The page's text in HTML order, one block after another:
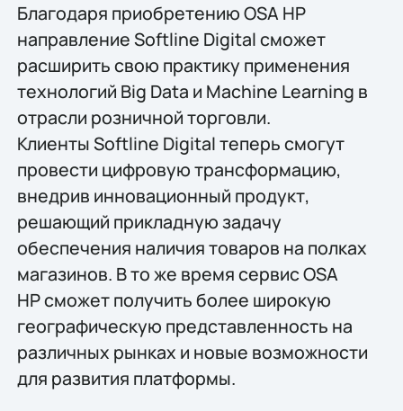
Благодаря приобретению OSA HP
направление Softline Digital сможет
расширить свою практику применения
технологий Big Data и Machine Learning в
отрасли розничной торговли.
Клиенты Softline Digital теперь смогут
провести цифровую трансформацию,
внедрив инновационный продукт,
решающий прикладную задачу
обеспечения наличия товаров на полках
магазинов. В то же время сервис OSA
HP сможет получить более широкую
географическую представленность на
различных рынках и новые возможности
для развития платформы.